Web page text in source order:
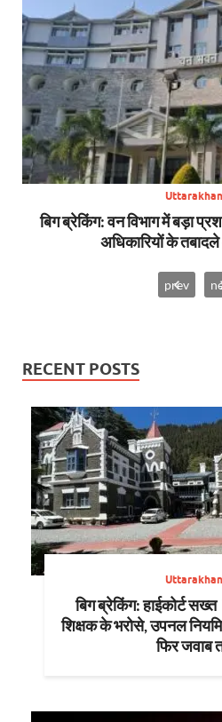
बिग ब्रेकिंग: वन विभाग में बड़ा
अधिकारियों के
prev
RECENT POSTS
बिग ब्रेकिंग: हाईकोर्ट
शिक्षक के भरोसे, उपनल
फिर जवाब